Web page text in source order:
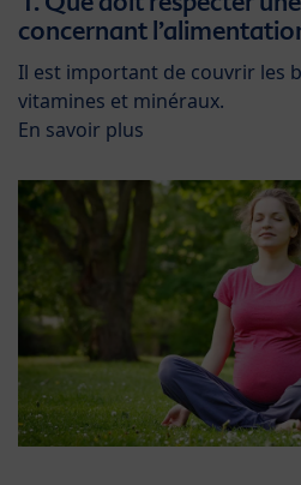
concernant
Il est important de couvrir les
vitamines et minéraux.
En savoir plus